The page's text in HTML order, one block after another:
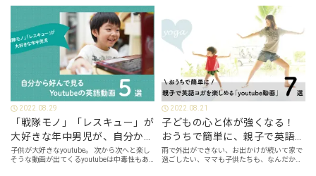
で…
2022.08.29
「戦隊モノ」「レスキュー」が
大好きな年中男児が、自分から
好んで見るyoutube英語動画５
選
子供が大好きなyoutube。 次から次へと楽し
そうな動画が出てくるyoutubeは中毒性もあ
2022.08.21
子どもの心と体が強くなる！
おうちで簡単に、親子で英語ヨ
ガを楽しめる「youtube動画」
７選
雨で外出ができない、お出かけが続いて家で
過ごしたい、ママも子供たちも、なんだか疲